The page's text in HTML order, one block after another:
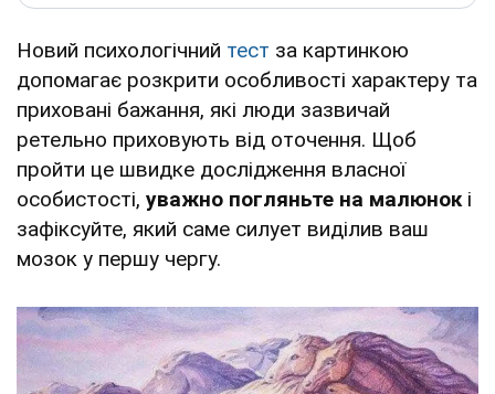
Новий психологічний тест за картинкою
допомагає розкрити особливості характеру та
приховані бажання, які люди зазвичай
ретельно приховують від оточення. Щоб
пройти це швидке дослідження власної
особистості, уважно погляньте на малюнокі
зафіксуйте, який саме силует виділив ваш
мозок у першу чергу.